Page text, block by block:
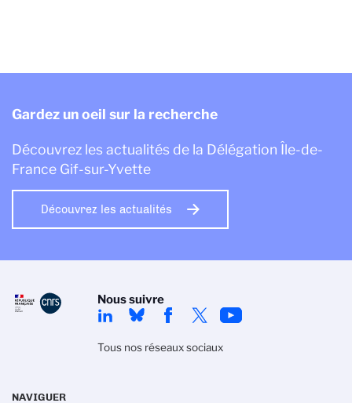
Gardez un oeil sur la recherche
Découvrez les actualités de la Délégation Île-de-
France Gif-sur-Yvette
Découvrez les actualités
Nous suivre
Tous nos réseaux sociaux
NAVIGUER